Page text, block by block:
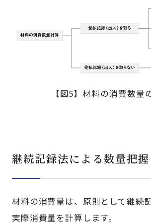
【図5】材料の消費数量
継続記録法による数量把握
材料の消費量は、原則として継続
実際消費量を計算します。